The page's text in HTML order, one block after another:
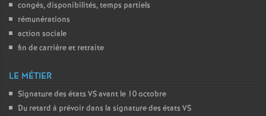
congés, disponibilités, temps partiels
rémunérations
action sociale
fin de carrière et retraite
LE MÉTIER
Signature des états VSavant le 10 octobre
Du retard à prévoir dans la signature des états VS